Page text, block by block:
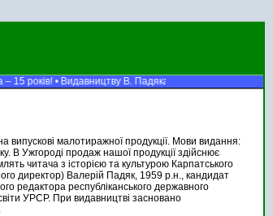
15 років! • Видавництву В. Падяка – 15 років! •
випускові малотиражної продукції. Мови видання:
В Ужгороді продаж нашої продукції здійснює
читача з історією та культурою Карпатського
директор) Валерій Падяк, 1959 р.н., кандидат
редактора республіканського державного
УРСР. При видавництві засновано